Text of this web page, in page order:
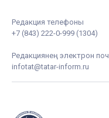
Редакция телефоны
+7 (843) 222-0-999 (1304)
Редакциянең электрон
infotat@tatar-inform.ru